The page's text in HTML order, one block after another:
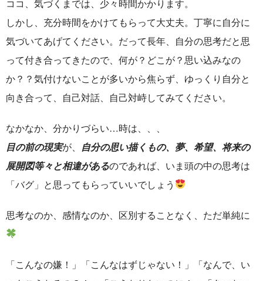
ココ、気づくまでは、少々時間かかります。
しかし、充分時間をかけてもらって大丈夫。丁寧に自分に
気づいてあげてください。だって長年、自分の思考だと思
って付き合ってきたので、何が？どこが？思い込みなの
か？？気付けないことが多いから焦らず、ゆっくり自分と
向き合って、自己対話、自己対峙してみてください。
なかなか、分かりづらい…時は、、、
目の前の現実が、 自分の思い描くもの、夢、希望、将来の
展開図等々と相違があるのであれば、いま頭の中の思考は
「バグ」と思ってもらっていいでしょう
思考なのか、感情なのか、区別することなく、ただ単純に
「こんなの嫌！」「こんなはずじゃない！」「なんで、い